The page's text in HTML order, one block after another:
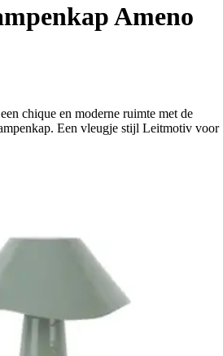
Ameno
chique en moderne ruimte met de
Een vleugje stijl Leitmotiv voor